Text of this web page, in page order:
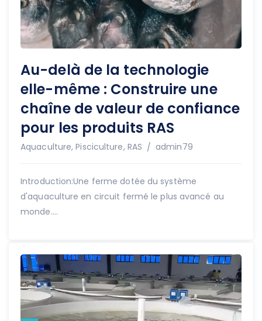
Au-delà de la technologie
elle-même : Construire une
chaîne de valeur de confiance
pour les produits RAS
Aquaculture,Pisciculture, RAS Auteur
admin79
Introduction:Une ferme dotée du système
d'aquaculture en circuit fermé le plus avancé au
monde....